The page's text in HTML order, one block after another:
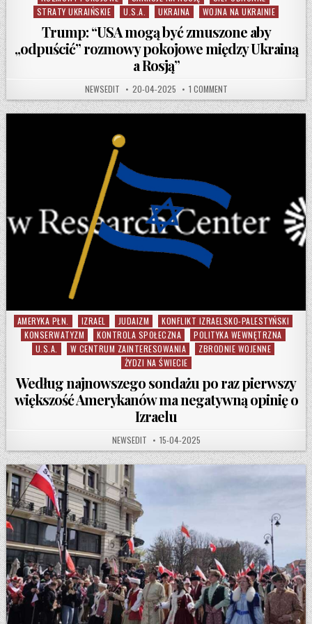
STRATY UKRAIŃSKIE
U.S.A. UKRAINA WOJNA NA UKRAINIE
Trump: “USA mogą być zmuszone aby
„odpuścić” rozmowy pokojowe między Ukrainą
a Rosją”
AUTHOR:
NEWSEDIT PUBLISHED DATE:
20-04-2025 1 COMMENTON TRUMP: “USA MOGĄ
Posted in
AMERYKA PŁN. IZRAEL JUDAIZM
KONFLIKT IZRAELSKO-PALESTYŃSKI
KONSERWATYZM
KONTROLA SPOŁECZNA
POLITYKA WEWNĘTRZNA
U.S.A.
W CENTRUM ZAINTERESOWANIA
ZBRODNIE WOJENNE
ŻYDZI NA ŚWIECIE
Według najnowszego sondażu po raz pierwszy
większość Amerykanów ma negatywną opinię o
Izraelu
AUTHOR:
NEWSEDIT PUBLISHED DATE:
15-04-2025